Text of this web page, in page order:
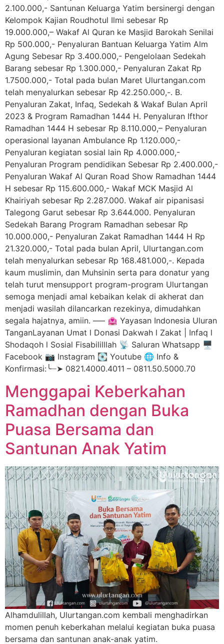
2.100.000,- Santunan Keluarga Yatim bersinergi dengan
Kelompok Kajian Roudhotul Ilmi sebesar Rp
19.000.000,– Wakaf Al Quran ke Masjid Barokah Senilai
Rp 500.000,- Penyaluran Bantuan Keluarga Yatim Alm
Agung Sebesar Rp 3.400.000,- Pengelolaan Sedekah
Barang sebesar Rp 1.300.000,- Penyaluran Zakat Rp
1.7500.000,- Total pada bulan Maret Ulurtangan.com
telah menyalurkan sebesar Rp 42.250.000,-. B.
Penyaluran Zakat, Infaq, Sedekah & Wakaf Bulan April
2023 & Program Ramadhan 1444 H. Penyaluran Ifthor
Ramadhan 1444 H sebesar Rp 8.110.000,– Penyaluran
operasional layanan Ambulance Rp 1.120.000,-
Penyaluran kegiatan sosial lain Rp 4.000.000,-
Penyaluran Program pendidikan Sebesar Rp 2.400.000,-
Penyaluran Wakaf Al Quran Road Show Ramadhan 1444
H sebesar Rp 115.600.000,- Wakaf MCK Masjid Al
Khairiyah sebesar Rp 2.287.000. Wakaf air pipanisasi
Talegong Garut sebesar Rp 3.644.000. Penyaluran
Sedekah Barang Program Ramadhan sebesar Rp
10.000.000,- Penyaluran Zakat Ramadhan 1444 H Rp
21.320.000,- Total pada bulan April, Ulurtangan.com
telah menyalurkan sebesar Rp 168.481.000,-. Kepada
kaum muslimin, dan Muhsinin serta para donatur yang
telah turut mensupport program-program Ulurtangan
semoga menjadi amal kebaikan kelak di akherat dan
menjadi wasilah dilancarkan rezekinya, dimudahkan
segala hajatnya, amiin. —– 🏩 Yayasan Indonesia Uluran
TanganLayanan Umat l Donasi Dakwah l Zakat | Infaq l
Shodaqoh l Sosial Fisabililllah 📡 Saluran Whatsapp 🖥️
Facebook 📷 Instagram 💽 Youtube 🌐 Info &
Konfirmasi:╰┈➤ 0821.4000.4011 – 0811.50.5000.70
Menggapai Keberkahan
Ramadhan dengan Buka
Puasa Bersama dan
Santunan Anak Yatim
Alhamdulillah, Ulurtangan.com kembali menghadirkan
momen penuh keberkahan melalui kegiatan buka puasa
bersama dan santunan anak-anak yatim.